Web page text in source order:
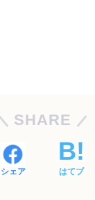
SHARE
シェア はてブ